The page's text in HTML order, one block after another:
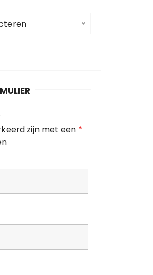
zijn met een *